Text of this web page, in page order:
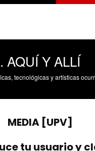
AQUÍ Y ALLÍ
tecnológicas y artísticas